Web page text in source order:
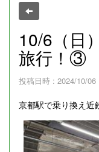
10/6（日
旅行！③
投稿日時 : 2024/10/06
京都駅で乗り換え近